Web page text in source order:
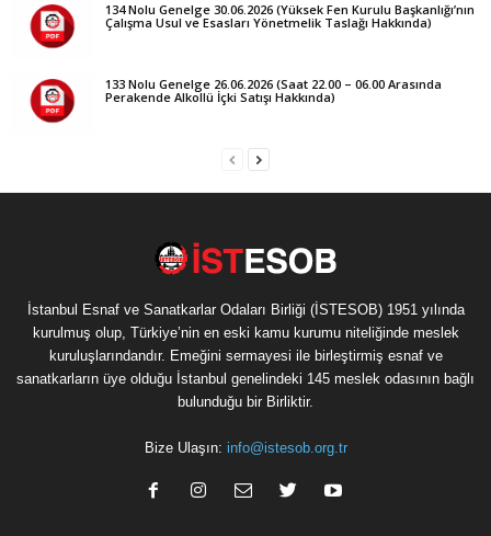
134 Nolu Genelge 30.06.2026 (Yüksek Fen Kurulu Başkanlığı’nın
Çalışma Usul ve Esasları Yönetmelik Taslağı Hakkında)
133 Nolu Genelge 26.06.2026 (Saat 22.00 – 06.00 Arasında
Perakende Alkollü İçki Satışı Hakkında)
İstanbul Esnaf ve Sanatkarlar Odaları Birliği (İSTESOB) 1951 yılında
kurulmuş olup, Türkiye’nin en eski kamu kurumu niteliğinde meslek
kuruluşlarındandır. Emeğini sermayesi ile birleştirmiş esnaf ve
sanatkarların üye olduğu İstanbul genelindeki 145 meslek odasının bağlı
bulunduğu bir Birliktir.
Bize Ulaşın: info@istesob.org.tr